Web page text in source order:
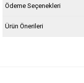
Ödeme Seçenekleri
Ürün Önerileri